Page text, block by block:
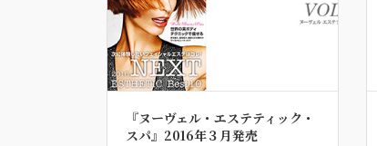
『ヌーヴェル・エステティック・
スパ』2016年３月発売